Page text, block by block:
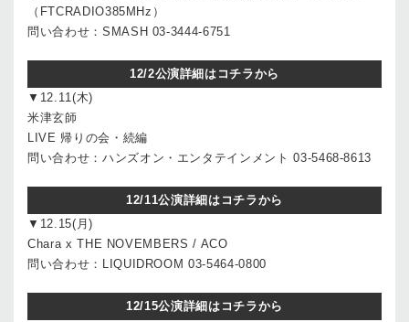
（FTCRADIO385MHz）
問い合わせ：SMASH 03-3444-6751
12/2公演詳細はコチラから
▼12.11(木)
米津玄師
LIVE 帰りの会・続編
問い合わせ：ハンズオン・エンタテインメント 03-5468-8613
12/11公演詳細はコチラから
▼12.15(月)
Chara x THE NOVEMBERS / ACO
問い合わせ：LIQUIDROOM 03-5464-0800
12/15公演詳細はコチラから